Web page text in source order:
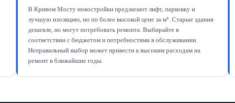
В Кривом Мосту новостройки предлагают лифт, парковку и
лучшую изоляцию, но по более высокой цене за м². Старые здания
дешевле, но могут потребовать ремонта. Выбирайте в
соответствии с бюджетом и потребностями в обслуживании.
Неправильный выбор может привести к высоким расходам на
ремонт в ближайшие годы.